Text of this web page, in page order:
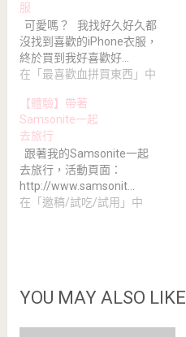
服
可愛嗎？ 我找好久好久都
沒找到喜歡的iPhone衣服，
終於買到我好喜歡好…
在「最喜歡血拼買東西」中
【體驗】帶著
Samsonite一起
去旅行
跟著我的Samsonite一起
去旅行，活動頁面：
http://www.samsonit…
在「邀稿/試吃/試用」中
YOU MAY ALSO LIKE